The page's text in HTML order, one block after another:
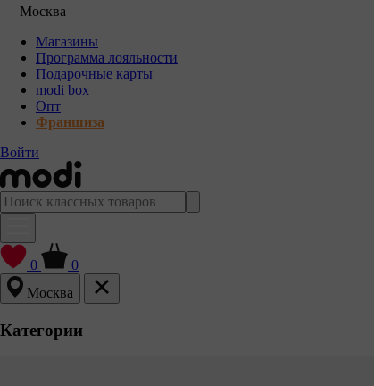
Москва
Магазины
Программа лояльности
Подарочные карты
modi box
Опт
Франшиза
Войти
0
0
Москва
Категории